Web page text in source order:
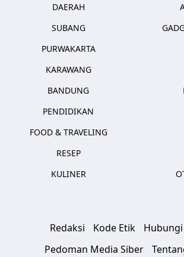
DAERAH
SUBANG
PURWAKARTA
KARAWANG
BANDUNG
PENDIDIKAN
FOOD & TRAVELING
RESEP
KULINER
Redaksi Kode Etik
Pedoman Media Siber